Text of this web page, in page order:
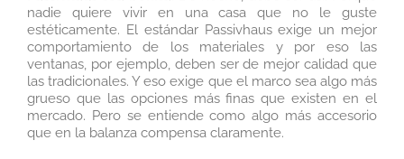
nadie quiere vivir en una casa que no le guste
estéticamente. El estándar Passivhaus exige un mejor
comportamiento de los materiales y por eso las
ventanas, por ejemplo, deben ser de mejor calidad que
las tradicionales. Y eso exige que el marco sea algo más
grueso que las opciones más finas que existen en el
mercado. Pero se entiende como algo más accesorio
que en la balanza compensa claramente.